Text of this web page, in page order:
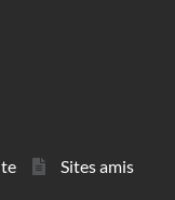
Sites amis